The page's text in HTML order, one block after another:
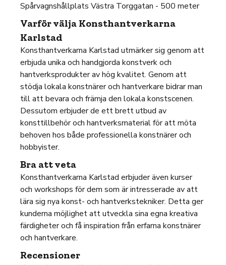
Spårvagnshållplats Västra Torggatan - 500 meter
Varför välja Konsthantverkarna
Karlstad
Konsthantverkarna Karlstad utmärker sig genom att
erbjuda unika och handgjorda konstverk och
hantverksprodukter av hög kvalitet. Genom att
stödja lokala konstnärer och hantverkare bidrar man
till att bevara och främja den lokala konstscenen.
Dessutom erbjuder de ett brett utbud av
konsttillbehör och hantverksmaterial för att möta
behoven hos både professionella konstnärer och
hobbyister.
Bra att veta
Konsthantverkarna Karlstad erbjuder även kurser
och workshops för dem som är intresserade av att
lära sig nya konst- och hantverkstekniker. Detta ger
kunderna möjlighet att utveckla sina egna kreativa
färdigheter och få inspiration från erfarna konstnärer
och hantverkare.
Recensioner